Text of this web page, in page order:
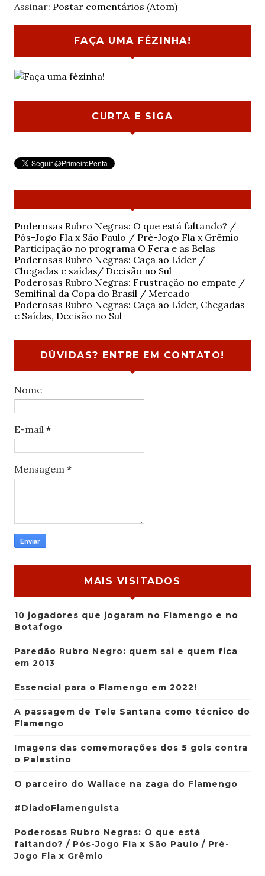
Assinar: Postar comentários (Atom)
FAÇA UMA FÉZINHA!
CURTA E SIGA
Poderosas Rubro Negras: O que está faltando? /
Pós-Jogo Fla x São Paulo / Pré-Jogo Fla x Grêmio
Participação no programa O Fera e as Belas
Poderosas Rubro Negras: Caça ao Líder /
Chegadas e saídas/ Decisão no Sul
Poderosas Rubro Negras: Frustração no empate /
Semifinal da Copa do Brasil / Mercado
Poderosas Rubro Negras: Caça ao Líder, Chegadas
e Saídas, Decisão no Sul
DÚVIDAS? ENTRE EM CONTATO!
Nome
E-mail *
Mensagem *
MAIS VISITADOS
10 jogadores que jogaram no Flamengo e no
Botafogo
Paredão Rubro Negro: quem sai e quem fica
em 2013
Essencial para o Flamengo em 2022!
A passagem de Tele Santana como técnico do
Flamengo
Imagens das comemorações dos 5 gols contra
o Palestino
O parceiro do Wallace na zaga do Flamengo
#DiadoFlamenguista
Poderosas Rubro Negras: O que está
faltando? / Pós-Jogo Fla x São Paulo / Pré-
Jogo Fla x Grêmio